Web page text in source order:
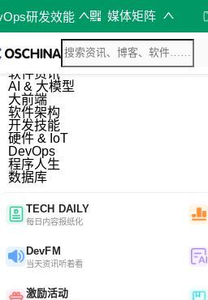
研发效能 媒体矩阵
综合
开源资讯
软件资讯
AI & 大模型
大前端
软件架构
开发技能
硬件 & IoT
DevOps
程序人生
数据库
TECH DAILY
每日内容报纸化
DevFM
当天资讯听着看
激励活动